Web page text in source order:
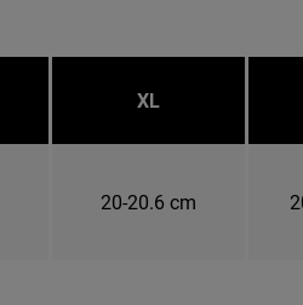
XL
20-20.6 cm